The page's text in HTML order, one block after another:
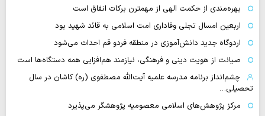
بهره‌مندی از حکمت الهی از مهمترن برکات انفاق است
اربعین امسال تجلی وفاداری امت اسلامی به قائد شهید بود
اردوگاه جدید دانش‌آموزی در منطقه فردو قم احداث می‌شود
صیانت از هویت دینی و فرهنگی، نیازمند هم‌افزایی همه دستگاه‌ها است
چشم‌انداز برنامه مدرسه علمیه آیت‌الله مصطفوی (ره) کاشان در سال
تحصیلی…
مرکز پژوهش‌های اسلامی معصومیه پژوهشگر می‌پذیرد